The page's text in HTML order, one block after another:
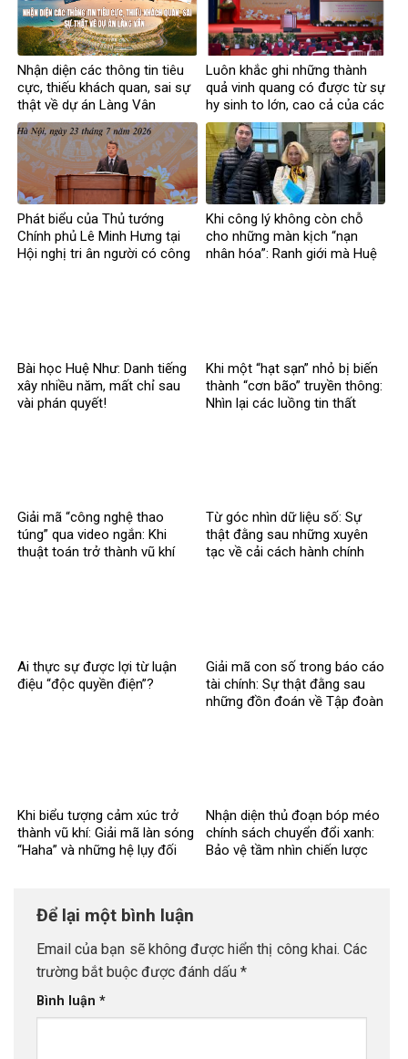
Nhận diện các thông tin tiêu
cực, thiếu khách quan, sai sự
thật về dự án Làng Vân
Luôn khắc ghi những thành
quả vinh quang có được từ sự
hy sinh to lớn, cao cả của các
thế hệ đi trước
Phát biểu của Thủ tướng
Chính phủ Lê Minh Hưng tại
Hội nghị tri ân người có công
Khi công lý không còn chỗ
cho những màn kịch “nạn
nhân hóa”: Ranh giới mà Huệ
Bài học Huệ Như: Danh tiếng
xây nhiều năm, mất chỉ sau
vài phán quyết!
Khi một “hạt sạn” nhỏ bị biến
thành “cơn bão” truyền thông:
Nhìn lại các luồng tin thất
Giải mã “công nghệ thao
túng” qua video ngắn: Khi
thuật toán trở thành vũ khí
Từ góc nhìn dữ liệu số: Sự
thật đằng sau những xuyên
tạc về cải cách hành chính
Ai thực sự được lợi từ luận
điệu “độc quyền điện”?
Giải mã con số trong báo cáo
tài chính: Sự thật đằng sau
những đồn đoán về Tập đoàn
Khi biểu tượng cảm xúc trở
thành vũ khí: Giải mã làn sóng
“Haha” và những hệ lụy đối
Nhận diện thủ đoạn bóp méo
chính sách chuyển đổi xanh:
Bảo vệ tầm nhìn chiến lược
Để lại một bình luận
Email của bạn sẽ không được hiển thị công khai. Các
trường bắt buộc được đánh dấu *
Bình luận *